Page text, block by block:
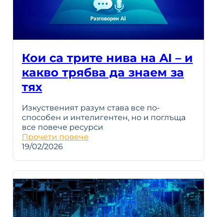
Кои са трите нива на AI – и
какво трябва да знаем за
тях
Изкуственият разум става все по-
способен и интелигентен, но и поглъща
все повече ресурси
Прочети повече
19/02/2026